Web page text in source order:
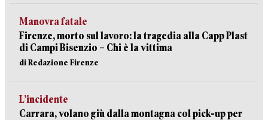
Manovra fatale
Firenze, morto sul lavoro: la tragedia alla Capp Plast
di Campi Bisenzio – Chi è la vittima
di Redazione Firenze
L’incidente
Carrara, volano giù dalla montagna col pick-up per